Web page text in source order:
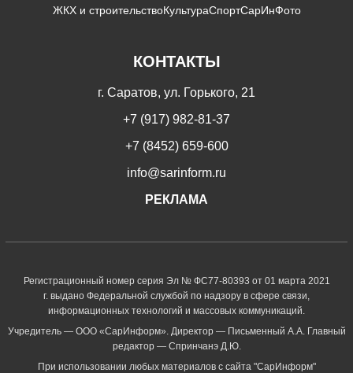
ЖКХ и строительствоКультураСпортСарИнФото
КОНТАКТЫ
г. Саратов, ул. Горького, 21
+7 (917) 982-81-37
+7 (8452) 659-600
info@sarinform.ru
РЕКЛАМА
Регистрационный номер серия Эл № ФС77-80393 от 01 марта 2021
г. выдано Федеральной службой по надзору в сфере связи,
информационных технологий и массовых коммуникаций.
Учредитель — ООО «СарИнформ». Директор — Письменный А.А. Главный
редактор — Спринчанэ Д.Ю.
При использовании любых материалов с сайта "СарИнформ"